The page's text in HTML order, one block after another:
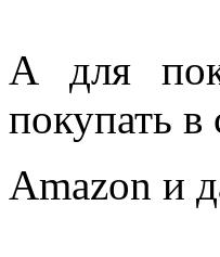
А для
покупать
Amаzon и